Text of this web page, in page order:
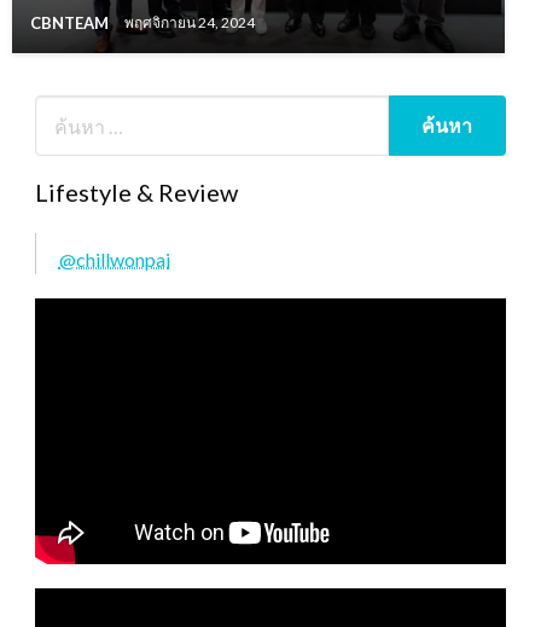
CBNTEAM พฤศจิกายน 24, 2024
Lifestyle & Review
@chillwonpai